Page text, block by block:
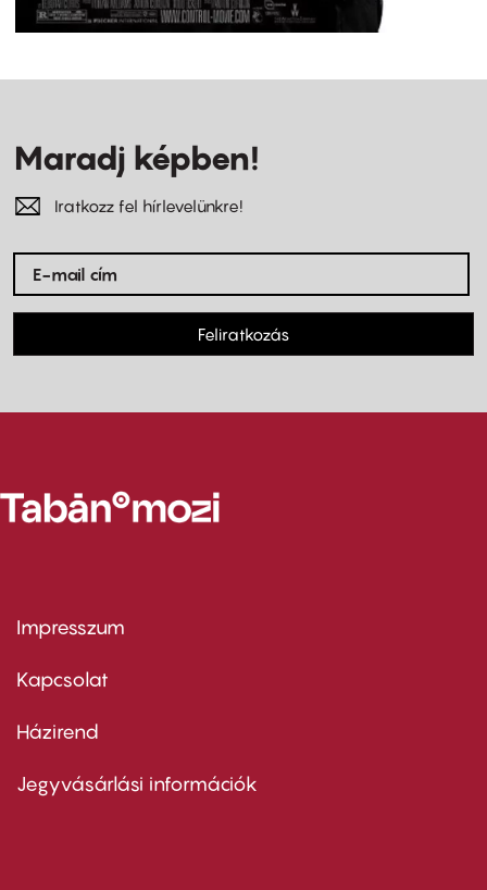
Maradj képben!
Iratkozz fel hírlevelünkre!
Feliratkozás
Footer
first
Impresszum
Kapcsolat
Footer
second
Házirend
Jegyvásárlási információk